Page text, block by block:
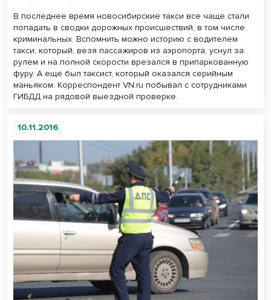
В последнее время новосибирские такси все чаще стали
попадать в сводки дорожных происшествий, в том числе
криминальных. Вспомнить можно историю с водителем
такси, который, везя пассажиров из аэропорта, уснул за
рулем и на полной скорости врезался в припаркованную
фуру. А еще был таксист, который оказался серийным
маньяком. Корреспондент VN.ru побывал с сотрудниками
ГИБДД на рядовой выездной проверке.
10.11.2016